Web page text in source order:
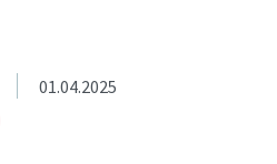
01.04.2025